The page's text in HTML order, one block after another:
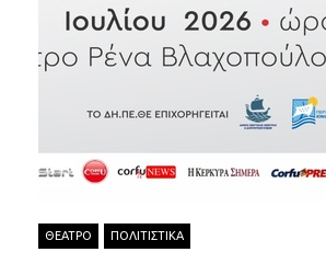
ΘΕΑΤΡΟ ΠΟΛΙΤΙΣΤΙΚΑ